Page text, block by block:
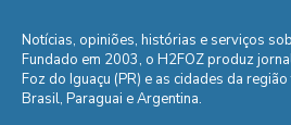
Notícias, opiniões, histórias e serviços
Fundado em 2003, o H2FOZ produz
Foz do Iguaçu (PR) e as cidades da
Brasil, Paraguai e Argentina.